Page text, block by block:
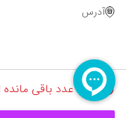
تنها 1عدد باقی
آدرس